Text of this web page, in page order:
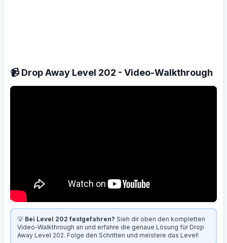
📹 Drop Away Level 202 - Video-Walkthrough
💡 Bei Level 202 festgefahren? Sieh dir oben den kompletten
Video-Walkthrough an und erfahre die genaue Lösung für Drop
Away Level 202. Folge den Schritten und meistere das Level!